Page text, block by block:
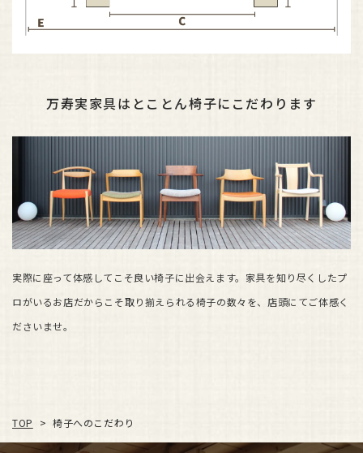
万寿実家具はとことん椅子にこだわります
実際に座って体感してこそ良い椅子に出会えます。 家具を知り尽くしたプ
ロがいるお店だからこそ取り揃えられる椅子の数々を、 店頭にてご体感く
ださいませ。
TOP > 椅子へのこだわり